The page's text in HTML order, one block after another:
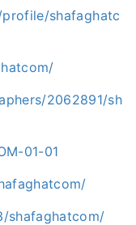
shafaghatc
2062891/sh
01-01
shafaghatcom/